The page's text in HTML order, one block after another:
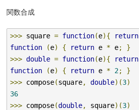
関数合成
>>> square = function(e){ return
function
(e) { return e * e;
}
>>> double = function(e){ return
function
(e) { return e * 2;
}
>>> compose(square, double)(3)
36
>>> compose(double, square)(3)